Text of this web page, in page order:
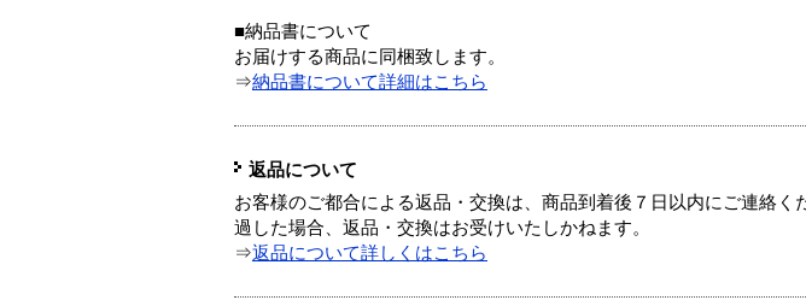
■納品書について
お届けする商品に同梱致します。
⇒納品書について詳細はこちら
返品について
お客様のご都合による返品・交換は、商品到着後７日以内にご連絡
過した場合、返品・交換はお受けいたしかねます。
⇒返品について詳しくはこちら